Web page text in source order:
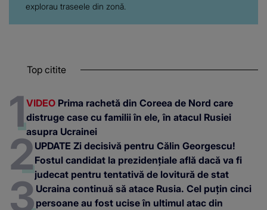
explorau traseele din zonă.
Top citite
VIDEO Prima rachetă din Coreea de Nord care
distruge case cu familii în ele, în atacul Rusiei
asupra Ucrainei
UPDATE Zi decisivă pentru Călin Georgescu!
Fostul candidat la prezidențiale află dacă va fi
judecat pentru tentativă de lovitură de stat
Ucraina continuă să atace Rusia. Cel puțin cinci
persoane au fost ucise în ultimul atac din